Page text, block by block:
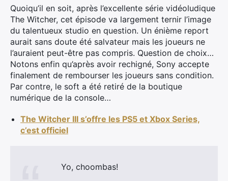
Quoiqu’il en soit, après l’excellente série vidéoludique
The Witcher, cet épisode va largement ternir l’image
du talentueux studio en question. Un énième report
aurait sans doute été salvateur mais les joueurs ne
l’auraient peut-être pas compris. Question de choix…
Notons enfin qu’après avoir rechigné, Sony accepte
finalement de rembourser les joueurs sans condition.
Par contre, le soft a été retiré de la boutique
numérique de la console…
The Witcher III s’offre les PS5 et Xbox Series,
c’est officiel
Yo, choombas!